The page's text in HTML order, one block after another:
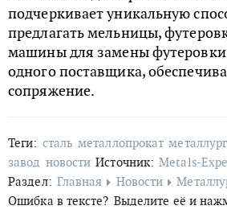
подчеркивает уникальную
предлагать мельницы,
машины для замены
одного поставщика,
сопряжение.
Теги: сталь металлопрокат
завод новости Источник: Metals-
Раздел: Главная Новости
Ошибка в тексте? Выделите её и